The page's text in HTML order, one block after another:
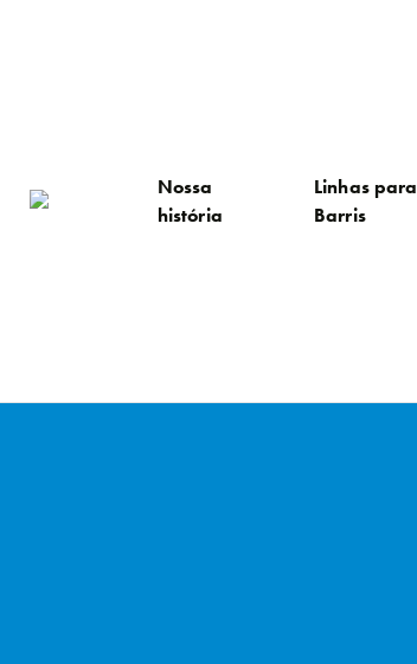
Nossa
história
Linhas para
Barris